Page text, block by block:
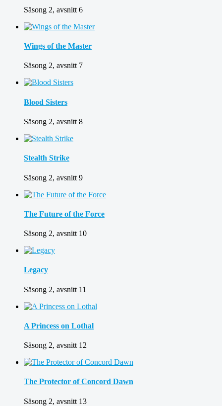
Säsong 2, avsnitt 6
Wings of the Master
Säsong 2, avsnitt 7
Blood Sisters
Säsong 2, avsnitt 8
Stealth Strike
Säsong 2, avsnitt 9
The Future of the Force
Säsong 2, avsnitt 10
Legacy
Säsong 2, avsnitt 11
A Princess on Lothal
Säsong 2, avsnitt 12
The Protector of Concord Dawn
Säsong 2, avsnitt 13